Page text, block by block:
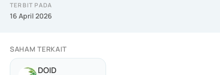
TERBIT PADA
16 April 2026
SAHAM TERKAIT
DOID